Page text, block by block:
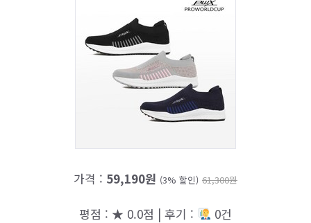
가격 : 59,190원 (3% 할인) 61,300원
평점 : ★ 0.0점 | 후기 : 0건